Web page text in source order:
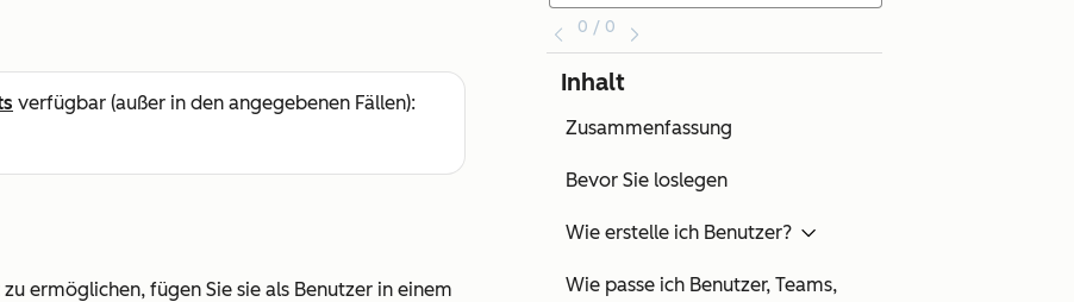
verfügbar (außer in den angegebenen Fällen):
ermöglichen, fügen Sie sie als Benutzer in einem
0 / 0
Inhalt
Zusammenfassung
Bevor Sie loslegen
Wie erstelle ich Benutzer?
Wie passe ich Benutzer, Teams,